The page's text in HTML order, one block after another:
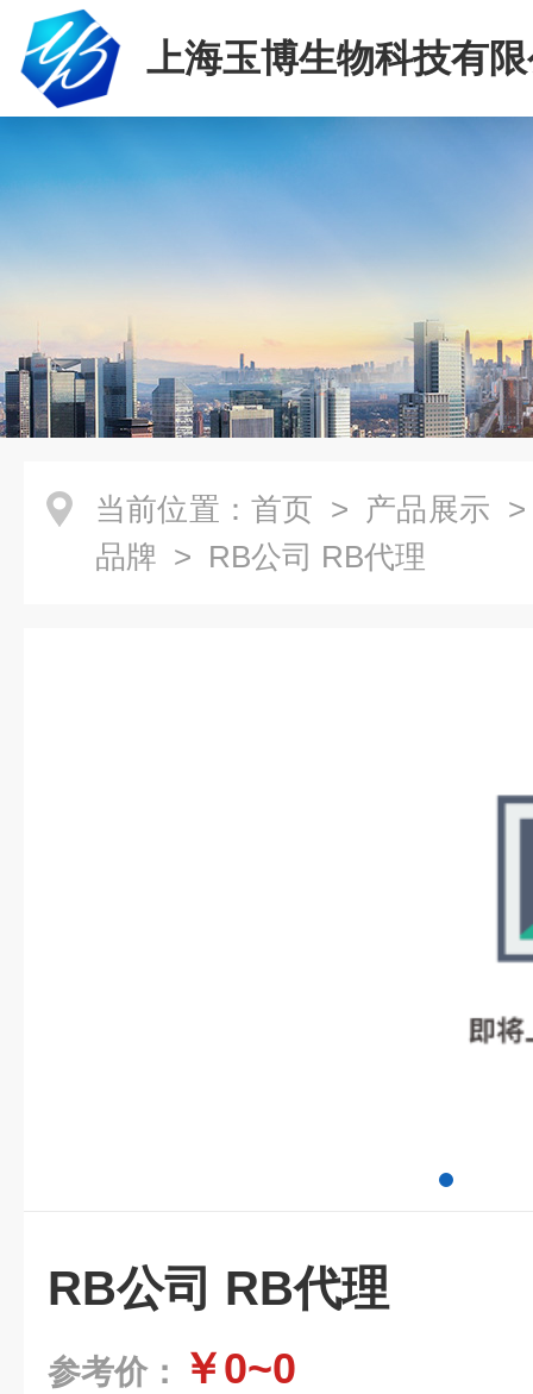
上海玉博生物科技有
当前位置： 首页 > 产品展示
品牌 > RB公司 RB代理
RB公司 RB代理
参考价： ￥0~0